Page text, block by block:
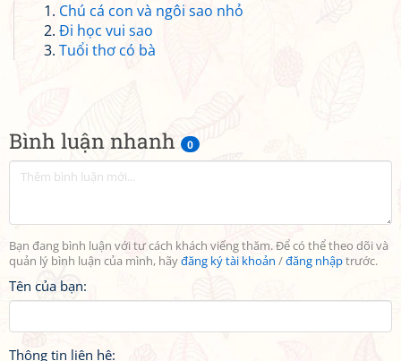
Bình luận nhanh 0
Bạn đang bình luận với tư cách khách viếng thăm. Để có thể theo dõi và
quản lý bình luận của mình, hãyđăng ký tài khoản /đăng nhậptrước.
Tên của bạn:
Thông tin liên hệ:
Chú cá con và ngôi sao nhỏ
Đi học vui sao
Tuổi thơ có bà